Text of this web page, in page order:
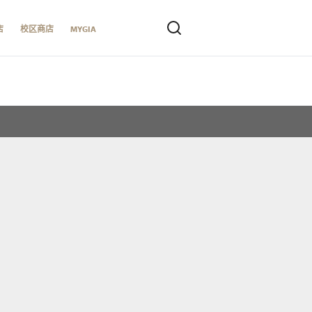
校区商店 MYGIA